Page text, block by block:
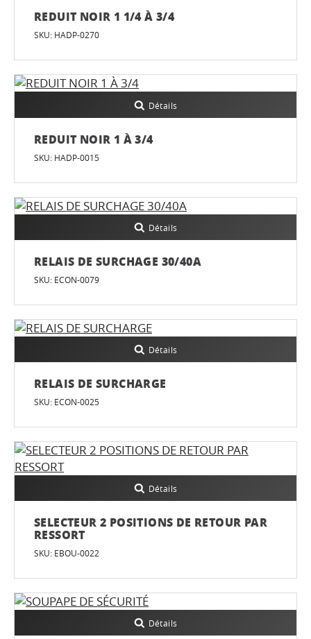
REDUIT NOIR 1 1/4 À 3/4
SKU: HADP-0270
Détails
REDUIT NOIR 1 À 3/4
SKU: HADP-0015
Détails
RELAIS DE SURCHAGE 30/40A
SKU: ECON-0079
Détails
RELAIS DE SURCHARGE
SKU: ECON-0025
Détails
SELECTEUR 2 POSITIONS DE RETOUR PAR
RESSORT
SKU: EBOU-0022
Détails